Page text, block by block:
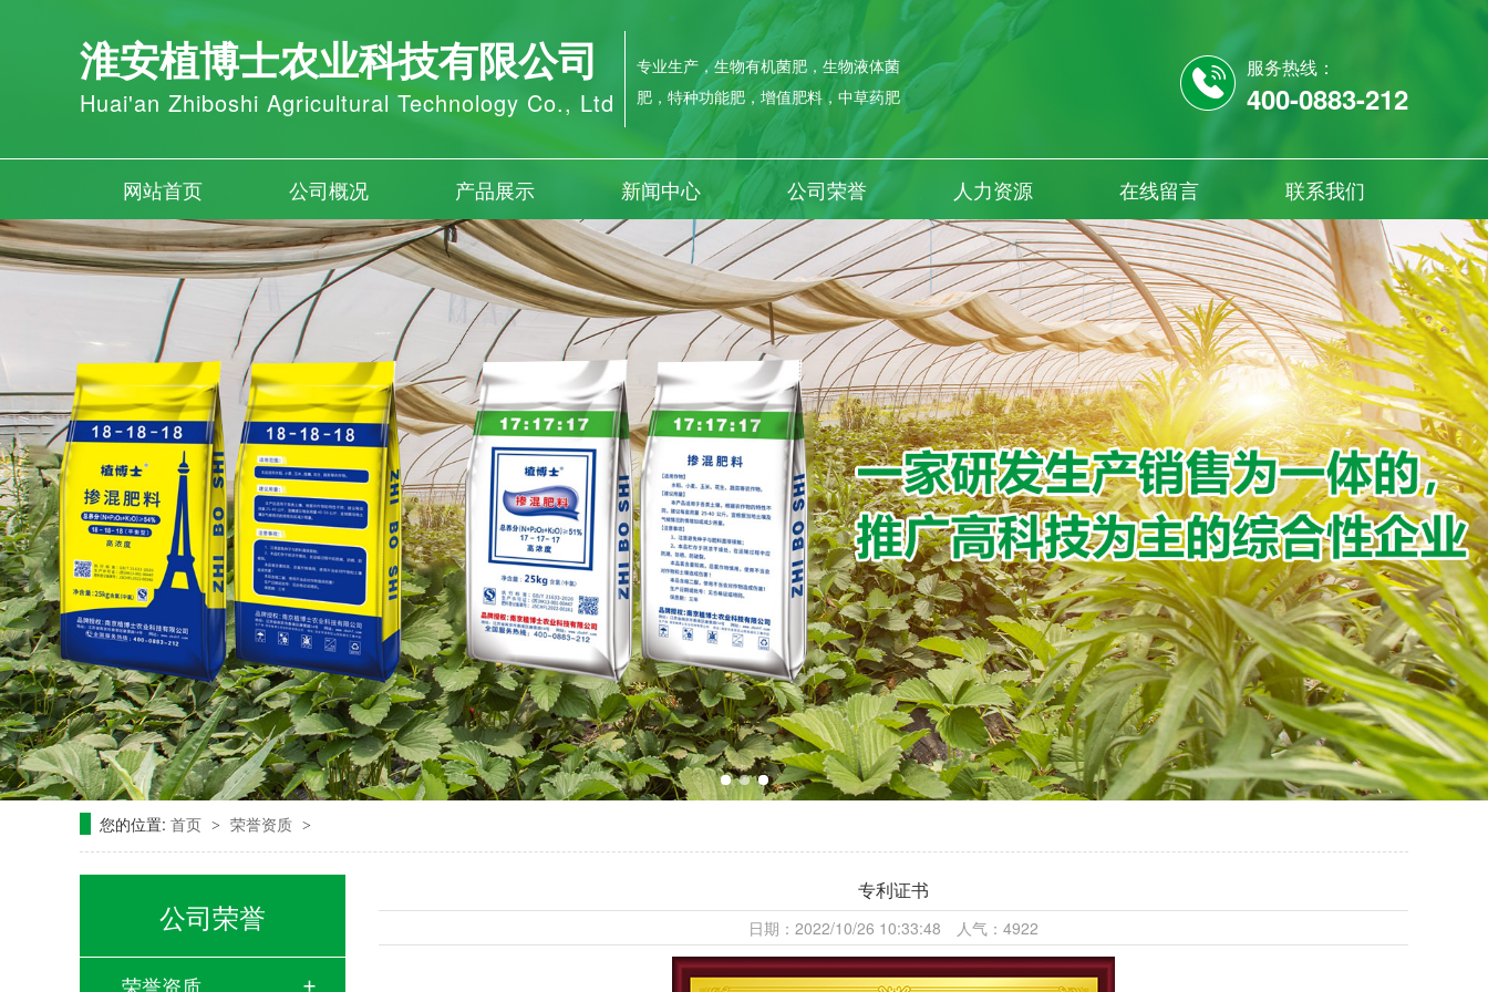
淮安植博士农业科技有限公司
Huai'an Zhiboshi Agricultural Technology Co., Ltd
专业生产，生物有机菌肥，生物液体菌
肥，特种功能肥，增值肥料，中草药肥
服务热线：
400-0883-212
网站首页 公司概况 产品展示 新闻中心 公司荣誉 人力资源 在线留言 联系我们
您的位置: 首页 > 荣誉资质 >
公司荣誉
荣誉资质
专利证书
日期：2022/10/26 10:33:48 人气：4922